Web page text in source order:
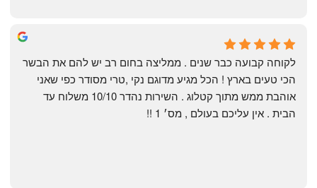
Shahaf Bendarker
6 months ago
הבית . אין עליכם בעולם , מס׳ 1 !!